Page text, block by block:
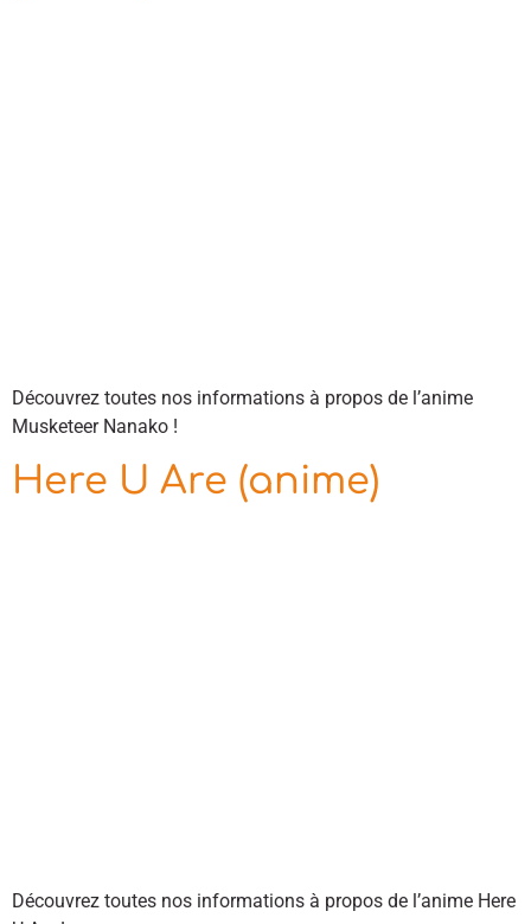
Découvrez toutes nos informations à propos de l’anime
Musketeer Nanako !
Here U Are (anime)
Découvrez toutes nos informations à propos de l’anime Here